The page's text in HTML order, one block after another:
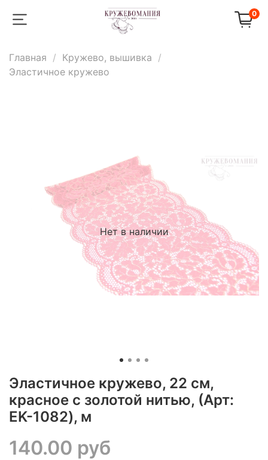
0
Главная
Кружево, вышивка
Эластичное кружево
Нет в наличии
Эластичное кружево, 22 см,
красное с золотой нитью, (Арт:
EK-1082), м
140.00 руб